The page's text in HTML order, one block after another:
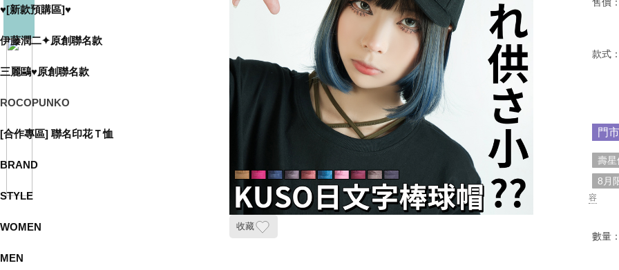
♥[新款預購區]♥
伊藤潤二✦原創聯名款
三麗鷗♥原創聯名款
ROCOPUNKO
[合作專區] 聯名印花Ｔ恤
BRAND
STYLE
WOMEN
MEN
收藏
款式
門
壽
8月
容
數量